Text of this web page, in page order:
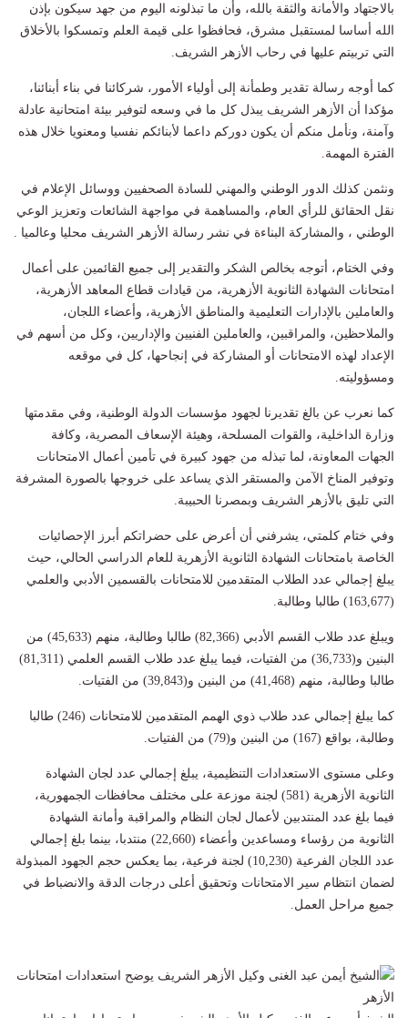
بالاجتهاد والأمانة والثقة بالله، وأن ما تبذلونه اليوم من جهد سيكون بإذن
الله أساسا لمستقبل مشرق، فحافظوا على قيمة العلم وتمسكوا بالأخلاق
التي تربيتم عليها في رحاب الأزهر الشريف.
كما أوجه رسالة تقدير وطمأنة إلى أولياء الأمور، شركائنا في بناء أبنائنا،
مؤكدا أن الأزهر الشريف يبذل كل ما في وسعه لتوفير بيئة امتحانية عادلة
وآمنة، ونأمل منكم أن يكون دوركم داعما لأبنائكم نفسيا ومعنويا خلال هذه
الفترة المهمة.
ونثمن كذلك الدور الوطني والمهني للسادة الصحفيين ووسائل الإعلام في
نقل الحقائق للرأي العام، والمساهمة في مواجهة الشائعات وتعزيز الوعي
الوطني ، والمشاركة البناءة في نشر رسالة الأزهر الشريف محليا وعالميا .
وفي الختام، أتوجه بخالص الشكر والتقدير إلى جميع القائمين على أعمال
امتحانات الشهادة الثانوية الأزهرية، من قيادات قطاع المعاهد الأزهرية،
والعاملين بالإدارات التعليمية والمناطق الأزهرية، وأعضاء اللجان،
والملاحظين، والمراقبين، والعاملين الفنيين والإداريين، وكل من أسهم في
الإعداد لهذه الامتحانات أو المشاركة في إنجاحها، كل في موقعه
ومسؤوليته.
كما نعرب عن بالغ تقديرنا لجهود مؤسسات الدولة الوطنية، وفي مقدمتها
وزارة الداخلية، والقوات المسلحة، وهيئة الإسعاف المصرية، وكافة
الجهات المعاونة، لما تبذله من جهود كبيرة في تأمين أعمال الامتحانات
وتوفير المناخ الآمن والمستقر الذي يساعد على خروجها بالصورة المشرفة
التي تليق بالأزهر الشريف وبمصرنا الحبيبة.
وفي ختام كلمتي، يشرفني أن أعرض على حضراتكم أبرز الإحصائيات
الخاصة بامتحانات الشهادة الثانوية الأزهرية للعام الدراسي الحالي، حيث
يبلغ إجمالي عدد الطلاب المتقدمين للامتحانات بالقسمين الأدبي والعلمي
(163,677) طالبا وطالبة.
ويبلغ عدد طلاب القسم الأدبي (82,366) طالبا وطالبة، منهم (45,633) من
البنين و(36,733) من الفتيات، فيما يبلغ عدد طلاب القسم العلمي (81,311)
طالبا وطالبة، منهم (41,468) من البنين و(39,843) من الفتيات.
كما يبلغ إجمالي عدد طلاب ذوي الهمم المتقدمين للامتحانات (246) طالبا
وطالبة، بواقع (167) من البنين و(79) من الفتيات.
وعلى مستوى الاستعدادات التنظيمية، يبلغ إجمالي عدد لجان الشهادة
الثانوية الأزهرية (581) لجنة موزعة على مختلف محافظات الجمهورية،
فيما بلغ عدد المنتدبين لأعمال لجان النظام والمراقبة وأمانة الشهادة
الثانوية من رؤساء ومساعدين وأعضاء (22,660) منتدبا، بينما بلغ إجمالي
عدد اللجان الفرعية (10,230) لجنة فرعية، بما يعكس حجم الجهود المبذولة
لضمان انتظام سير الامتحانات وتحقيق أعلى درجات الدقة والانضباط في
جميع مراحل العمل.